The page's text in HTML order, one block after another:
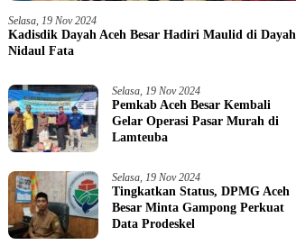
Selasa, 19 Nov 2024
Kadisdik Dayah Aceh Besar Hadiri Maulid di Dayah
Nidaul Fata
Selasa, 19 Nov 2024
Pemkab Aceh Besar Kembali
Gelar Operasi Pasar Murah di
Lamteuba
Selasa, 19 Nov 2024
Tingkatkan Status, DPMG Aceh
Besar Minta Gampong Perkuat
Data Prodeskel